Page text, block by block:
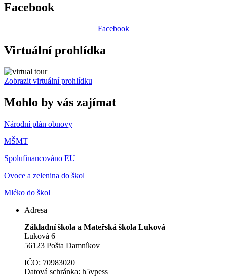
Facebook
Facebook
Virtuální prohlídka
Zobrazit virtuální prohlídku
Mohlo by vás zajímat
Národní plán obnovy
MŠMT
Spolufinancováno EU
Ovoce a zelenina do škol
Mléko do škol
Adresa
Základní škola a Mateřská škola Luková
Luková 6
56123 Pošta Damníkov
IČO: 70983020
Datová schránka: h5vpess